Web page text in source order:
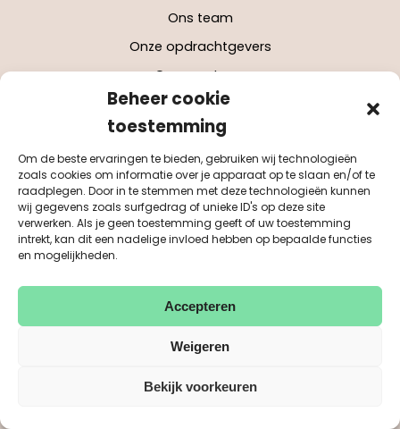
Beheer cookie
toestemming
Om de beste ervaringen te bieden, gebruiken wij technologieën
zoals cookies om informatie over je apparaat op te slaan en/of te
raadplegen. Door in te stemmen met deze technologieën kunnen
wij gegevens zoals surfgedrag of unieke ID's op deze site
verwerken. Als je geen toestemming geeft of uw toestemming
intrekt, kan dit een nadelige invloed hebben op bepaalde functies
en mogelijkheden.
Accepteren
Weigeren
Bekijk voorkeuren
Ons team
Onze opdrachtgevers
Onze partners
Werken bij Purpose
Onze innovaties
Animatieplatform
Sociaal Incasso-professionals
HerstelKracht
Monitor Sociaal Domein